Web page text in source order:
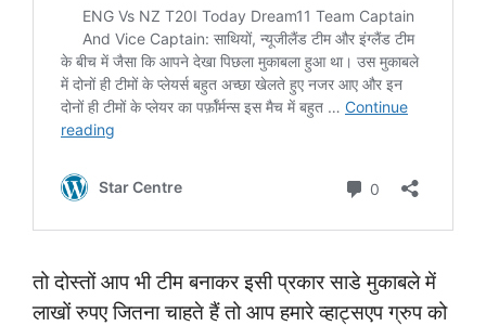
तो दोस्तों आप भी टीम बनाकर इसी प्रकार साडे मुकाबले में
लाखों रुपए जितना चाहते हैं तो आप हमारे व्हाट्सएप ग्रुप को